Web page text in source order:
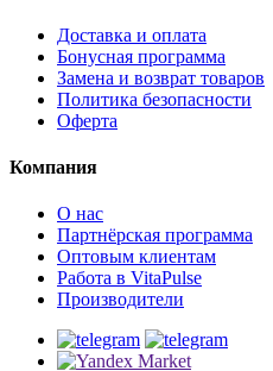
Доставка и оплата
Бонусная программа
Замена и возврат товаров
Политика безопасности
Оферта
Компания
О нас
Партнёрская программа
Оптовым клиентам
Работа в VitaPulse
Производители